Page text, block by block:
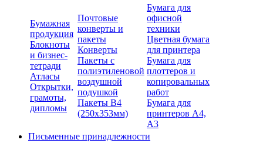
Бумажная
продукция
Блокноты
и бизнес-
тетради
Атласы
Открытки,
грамоты,
дипломы
Почтовые
конверты и
пакеты
Конверты
Пакеты с
полиэтиленовой
воздушной
подушкой
Пакеты В4
(250х353мм)
Бумага для
офисной
техники
Цветная бумага
для принтера
Бумага для
плоттеров и
копировальных
работ
Бумага для
принтеров А4,
А3
Письменные принадлежности